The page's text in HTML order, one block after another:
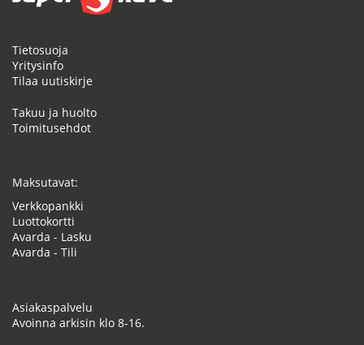
Tietosuoja
Yritysinfo
Tilaa uutiskirje
Takuu ja huolto
Toimitusehdot
Maksutavat:
Verkkopankki
Luottokortti
Avarda - Lasku
Avarda - Tili
Asiakaspalvelu
Avoinna arkisin klo 8-16.